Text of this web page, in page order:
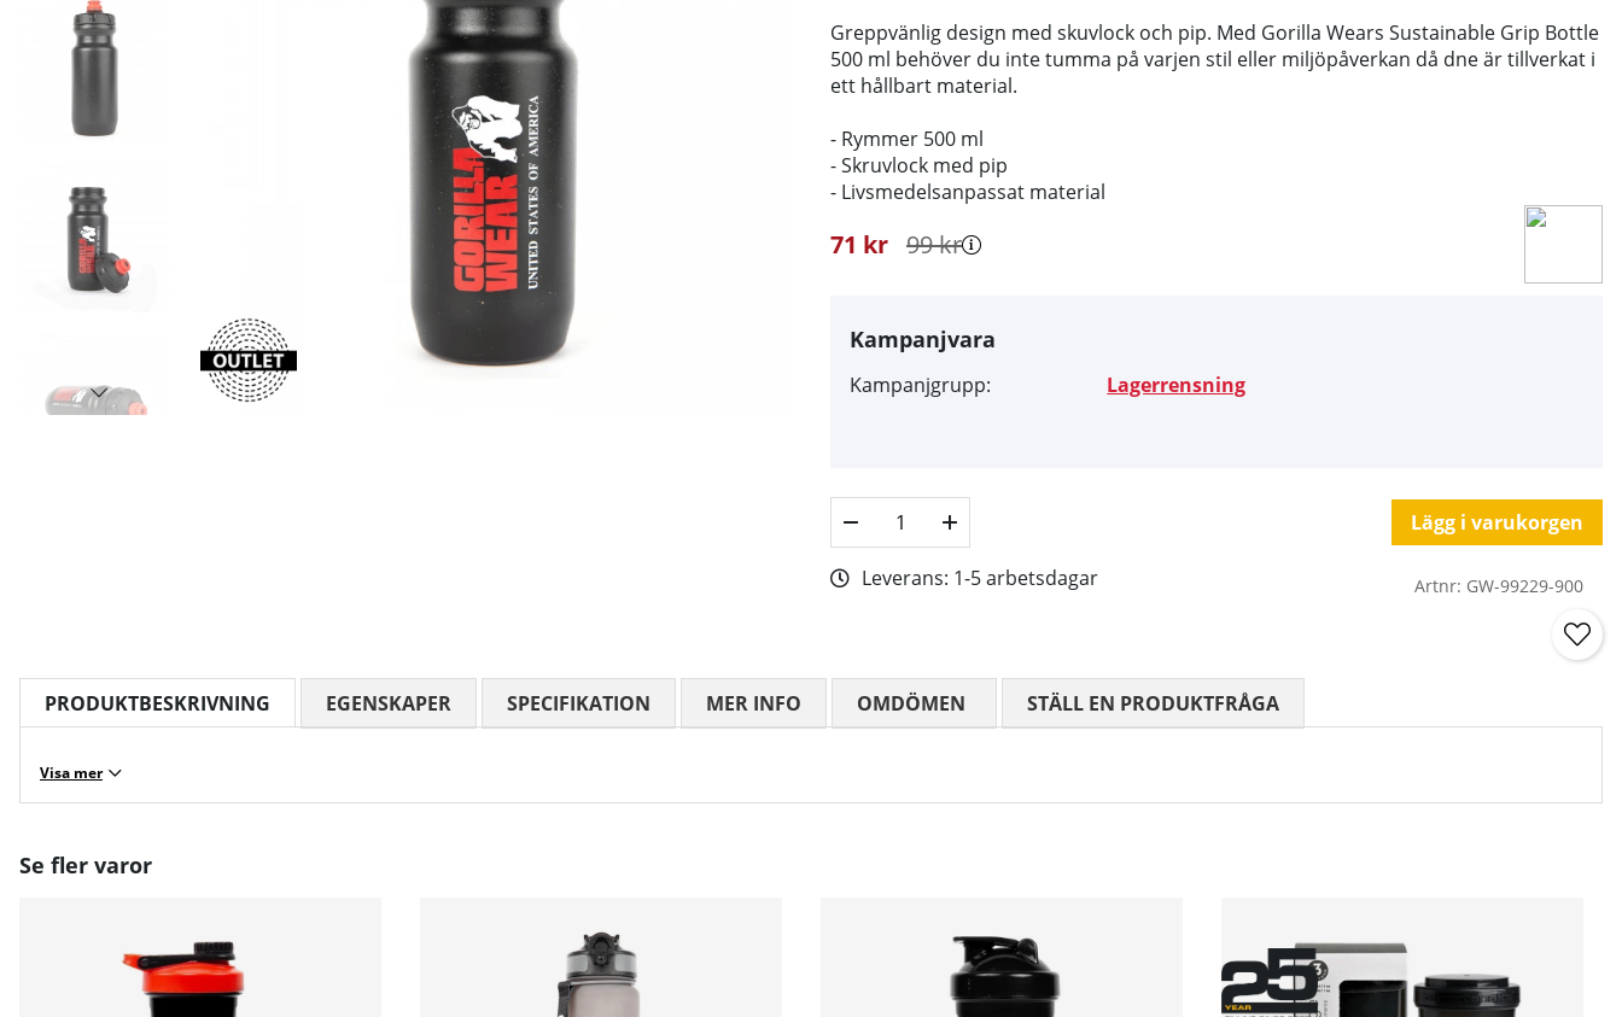
Greppvänlig design med skuvlock och pip. Med Gorilla Wears Sustainable Grip Bottle
500 ml behöver du inte tumma på varjen stil eller miljöpåverkan då dne är tillverkat i
ett hållbart material.
- Rymmer 500 ml
- Skruvlock med pip
- Livsmedelsanpassat material
99kr
71 kr
Kampanjvara
Kampanjgrupp: Lagerrensning
Lägg i varukorgen
Leverans: 1-5 arbetsdagar Artnr: GW-99229-900
PRODUKTBESKRIVNING
Visa mer
EGENSKAPER SPECIFIKATION MER INFO OMDÖMEN MEDELBETYG 0 AV 5 ANTAL BETYG 0
STÄLL EN PRODUKTFRÅGA
Se fler varor